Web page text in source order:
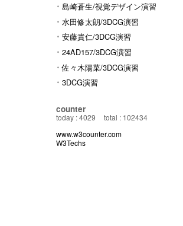
島崎蒼生/視覚デザイン演習
水田修太朗/3DCG演習
安藤貴仁/3DCG演習
24AD157/3DCG演習
佐々木陽菜/3DCG演習
3DCG演習
counter
today : 4029
total : 102434
www.w3counter.com
W3Techs